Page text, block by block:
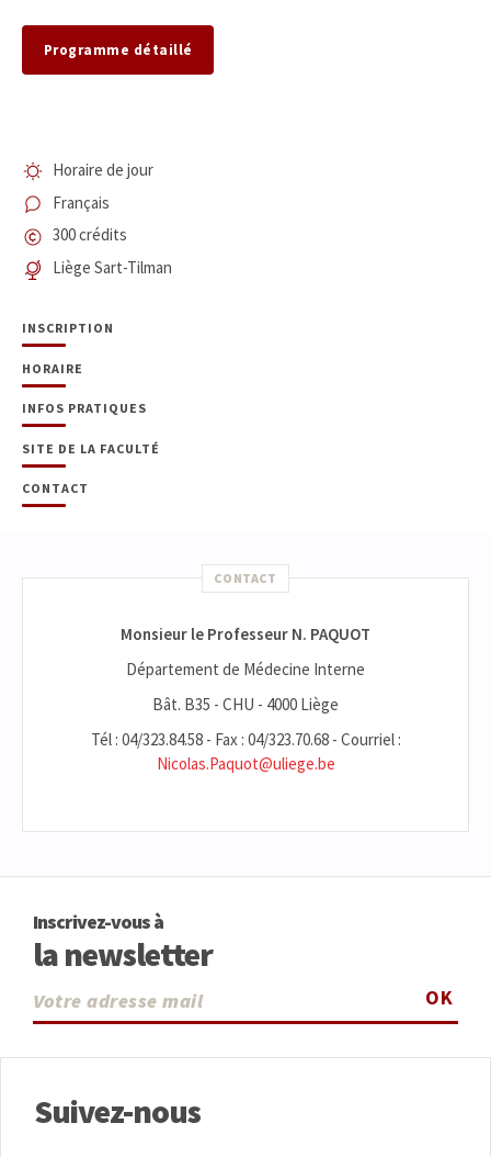
Programme détaillé
Horaire de jour
Français
300 crédits
Liège Sart-Tilman
INSCRIPTION
HORAIRE
INFOS PRATIQUES
SITE DE LA FACULTÉ
CONTACT
CONTACT
Monsieur le Professeur N. PAQUOT
Département de Médecine Interne
Bât. B35 - CHU - 4000 Liège
Tél : 04/323.84.58 - Fax : 04/323.70.68 - Courriel :
Nicolas.Paquot@uliege.be
Inscrivez-vous à
la newsletter
OK
Suivez-nous